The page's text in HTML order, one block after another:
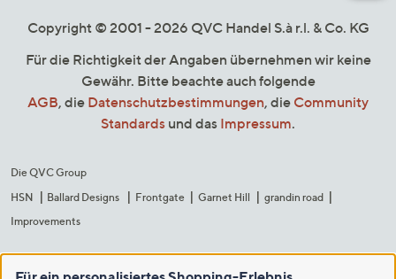
Copyright © 2001 - 2026 QVC Handel S.à r.l. & Co. KG
Für die Richtigkeit der Angaben übernehmen wir keine
Gewähr. Bitte beachte auch folgende
AGB, die Datenschutzbestimmungen, die Community
Standards und das Impressum.
Die QVC Group
HSN
Ballard Designs Frontgate Garnet Hill
grandin road
Improvements